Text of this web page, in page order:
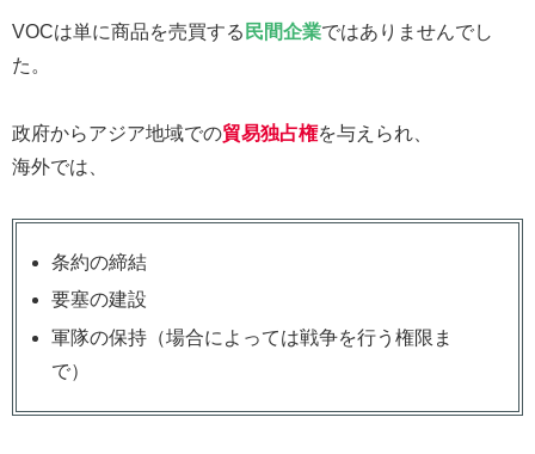
VOCは単に商品を売買する 民間企業ではありませんでし
た。
政府からアジア地域での貿易独占権を与えられ、
海外では、
条約の締結
要塞の建設
軍隊の保持（場合によっては戦争を行う権限ま
で）